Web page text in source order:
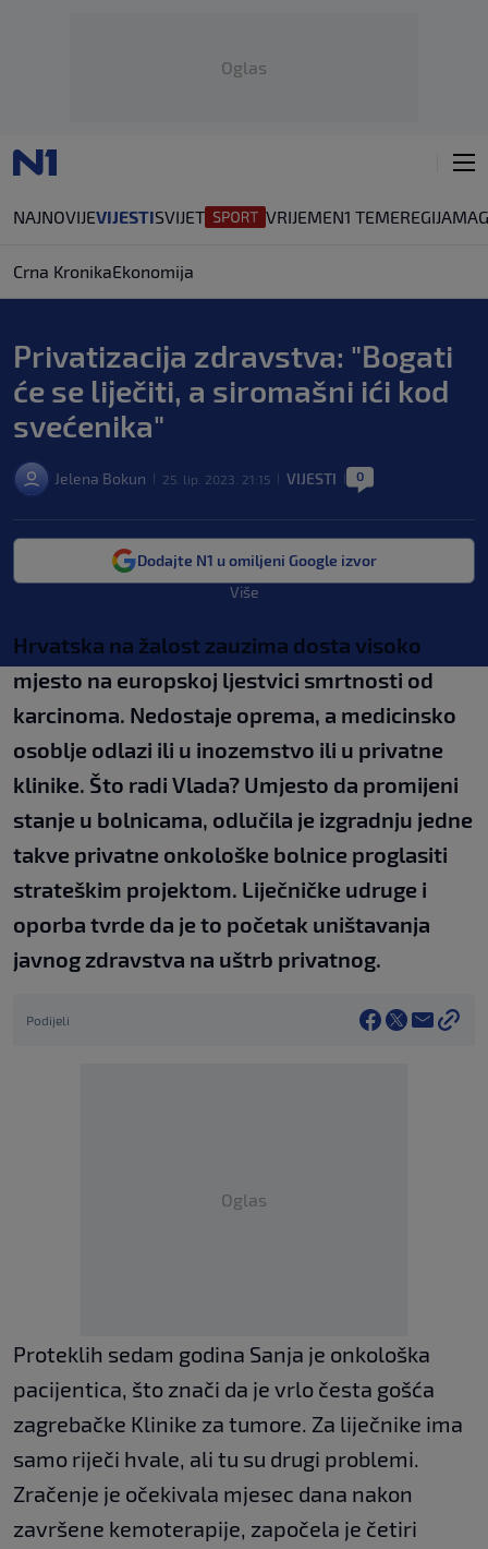
Oglas
NAJNOVIJEVIJESTISVIJET VRIJEMEN1 TEMEREGIJA
Crna KronikaEkonomija
Privatizacija zdravstva: "Bogati
će se liječiti, a siromašni ići kod
svećenika"
Jelena Bokun 25. lip. 2023. 21:15 VIJESTI 0
Dodajte N1 u omiljeni Google izvor
Više
Hrvatska na žalost zauzima dosta visoko
mjesto na europskoj ljestvici smrtnosti od
karcinoma. Nedostaje oprema, a medicinsko
osoblje odlazi ili u inozemstvo ili u privatne
klinike. Što radi Vlada? Umjesto da promijeni
stanje u bolnicama, odlučila je izgradnju jedne
takve privatne onkološke bolnice proglasiti
strateškim projektom. Liječničke udruge i
oporba tvrde da je to početak uništavanja
javnog zdravstva na uštrb privatnog.
Podijeli
Oglas
Proteklih sedam godina Sanja je onkološka
pacijentica, što znači da je vrlo česta gošća
zagrebačke Klinike za tumore. Za liječnike ima
samo riječi hvale, ali tu su drugi problemi.
Zračenje je očekivala mjesec dana nakon
završene kemoterapije, započela je četiri